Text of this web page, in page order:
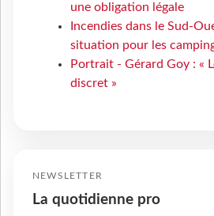
une obligation légale
Incendies dans le Sud-
situation pour les
Portrait - Gérard Goy : «
discret »
NEWSLETTER
La quotidienne pro